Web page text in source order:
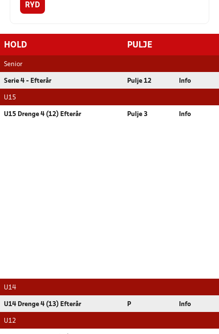
RYD
HOLD PULJE
Senior
Serie 4 - Efterår Pulje 12 Info
U15
U15 Drenge 4 (12) Efterår Pulje 3 Info
U14
U14 Drenge 4 (13) Efterår P Info
U12